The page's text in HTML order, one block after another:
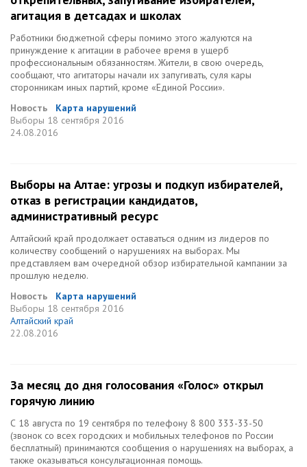
агитация в детсадах и школах
Работники бюджетной сферы помимо этого жалуются на
принуждение к агитации в рабочее время в ущерб
профессиональным обязанностям. Жители, в свою очередь,
сообщают, что агитаторы начали их запугивать, суля кары
сторонникам иных партий, кроме «Единой России».
Новость
Карта нарушений
Выборы 18 сентября 2016
24.08.2016
Выборы на Алтае: угрозы и подкуп избирателей,
отказ в регистрации кандидатов,
административный ресурс
Алтайский край продолжает оставаться одним из лидеров по
количеству сообщений о нарушениях на выборах. Мы
представляем вам очередной обзор избирательной кампании за
прошлую неделю.
Новость
Карта нарушений
Выборы 18 сентября 2016
Алтайский край
22.08.2016
За месяц до дня голосования «Голос» открыл
горячую линию
С 18 августа по 19 сентября по телефону 8 800 333-33-50
(звонок со всех городских и мобильных телефонов по России
бесплатный) принимаются сообщения о нарушениях на выборах, а
также оказываться консультационная помощь.